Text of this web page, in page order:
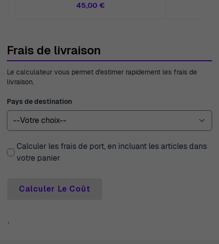
45,00 €
Frais de livraison
Le calculateur vous permet d'estimer rapidement les frais de
livraison.
Pays de destination
Calculer les frais de port, en incluant les articles dans
votre panier
Calculer Le Coût
`